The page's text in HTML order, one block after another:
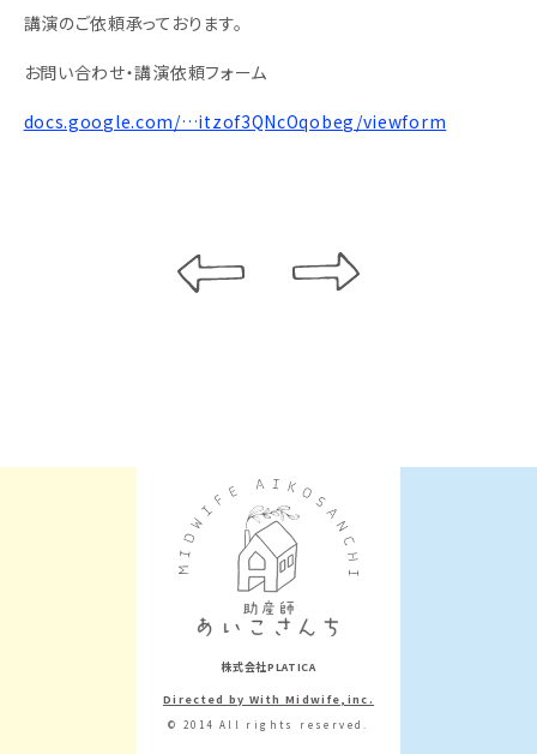
講演のご依頼承っております。
お問い合わせ・講演依頼フォーム
docs.google.com/…itzof3QNcOqobeg/viewform
株式会社PLATICA
Directed by With Midwife,inc.
© 2014 All rights reserved.